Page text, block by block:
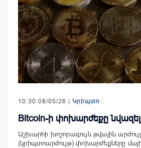
10:30 08/05/26 | Կրիպտո
Bitcoin-ի փոխարժեքը
Աշխարհի խոշորագույն թվային
(կրիպտոարժույթ) փոխարժեքները